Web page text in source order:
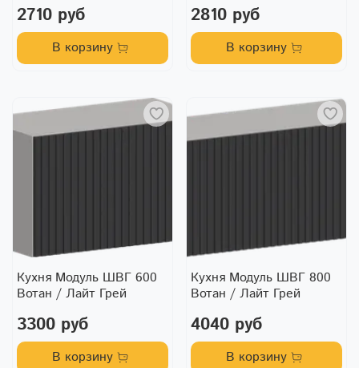
2710 руб
В корзину
2810 руб
В корзину
Кухня Модуль ШВГ 600
Вотан / Лайт Грей
3300 руб
В корзину
Кухня Модуль ШВГ 800
Вотан / Лайт Грей
4040 руб
В корзину